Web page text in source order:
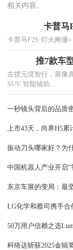
相关内容。
卡普马
卡普马F2S·灯火阑珊
推7款车
左揽元境智行，最像
SUV 智能辅助...
一秒镜头背后的品质
上市43天，尚界H5累
振动刀头哪家好？为
中国机器人产业开启
东京车展的变局：最
LG化学和蔡司携手合
50万用户信赖之选
科络达斩获2025金